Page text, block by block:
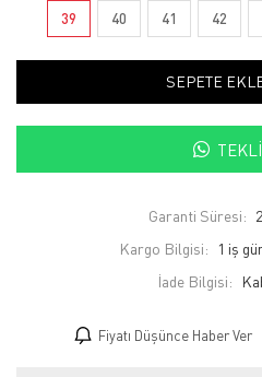
39 40 41 42
SEPETE
Garanti Süresi:
Kargo Bilgisi:
1 iş
İade Bilgisi:
Fiyatı Düşünce Haber Ver